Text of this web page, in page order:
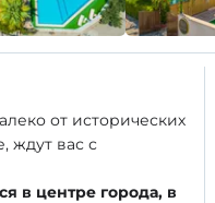
от исторических
ждут вас с
в центре города, в